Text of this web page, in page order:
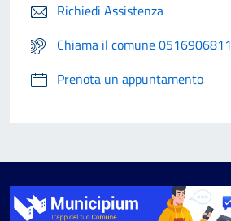
Richiedi Assistenza
Chiama il comune 0516906811
Prenota un appuntamento